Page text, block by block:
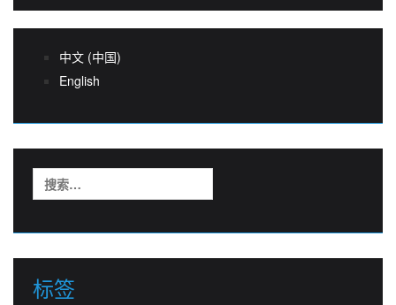
中文 (中国)
English
索：
标签